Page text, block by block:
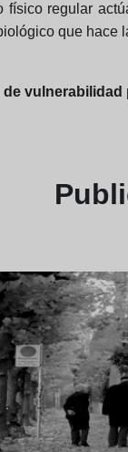
físico regular
que hace
vulnerabilidad